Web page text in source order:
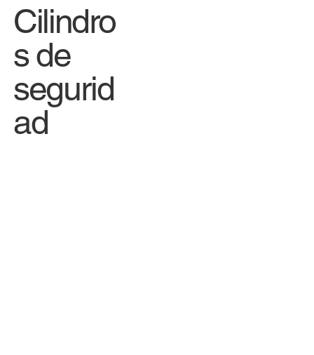
Cilindro
s de
segurid
ad